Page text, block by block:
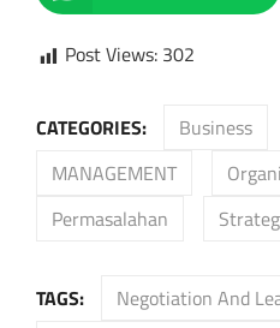
Post Views: 302
CATEGORIES: Business
MANAGEMENT
Permasalahan
TAGS:
Negotiation And